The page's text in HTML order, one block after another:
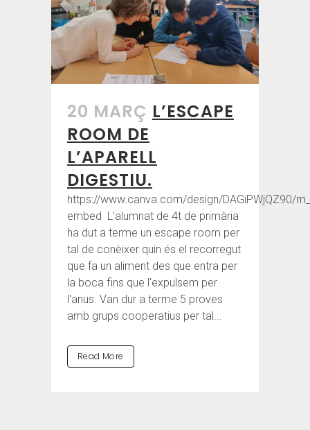
20 MARÇ L’ESCAPE
ROOM DE
L’APARELL
DIGESTIU.
https://www.canva.com/design/DAGiPWjQZ90/
embed L'alumnat de 4t de primària
ha dut a terme un escape room per
tal de conèixer quin és el recorregut
que fa un aliment des que entra per
la boca fins que l'expulsem per
l'anus. Van dur a terme 5 proves
amb grups cooperatius per tal...
Read More